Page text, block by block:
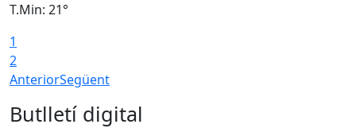
T.Min: 21°
1
2
AnteriorSegüent
Butlletí digital